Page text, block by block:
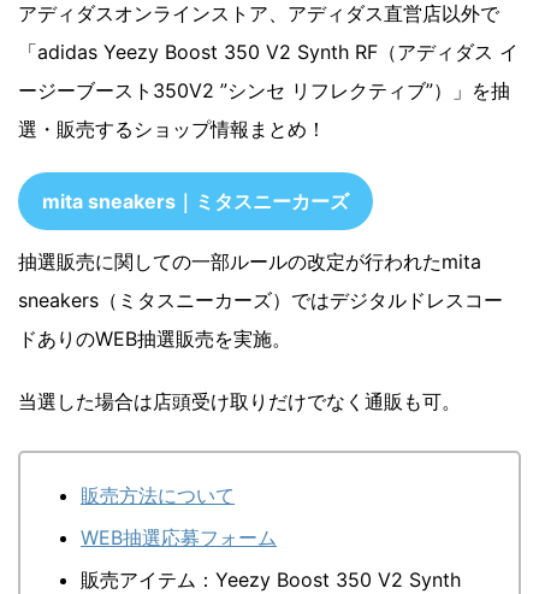
アディダスオンラインストア、アディダス直営店以外で
「adidas Yeezy Boost 350 V2 Synth RF（アディダス イ
ージーブースト350V2 ”シンセ リフレクティブ”）」を抽
選・販売するショップ情報まとめ！
mita sneakers｜ミタスニーカーズ
抽選販売に関しての一部ルールの改定が行われたmita
sneakers（ミタスニーカーズ）ではデジタルドレスコー
ドありのWEB抽選販売を実施。
当選した場合は店頭受け取りだけでなく通販も可。
販売方法について
WEB抽選応募フォーム
販売アイテム：Yeezy Boost 350 V2 Synth